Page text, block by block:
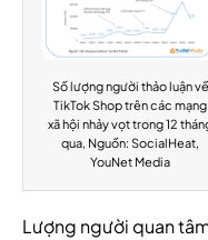
Số lượng người thảo luận về
TikTok Shop trên các mạng
xã hội nhảy vọt trong 12
qua, Nguồn: SocialHeat,
YouNet Media
Lượng người quan